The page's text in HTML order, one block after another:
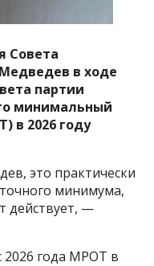
Совета
в ходе
партии
минимальный
в 2026 году
это практически
минимума,
действует, —
2026 года МРОТ в